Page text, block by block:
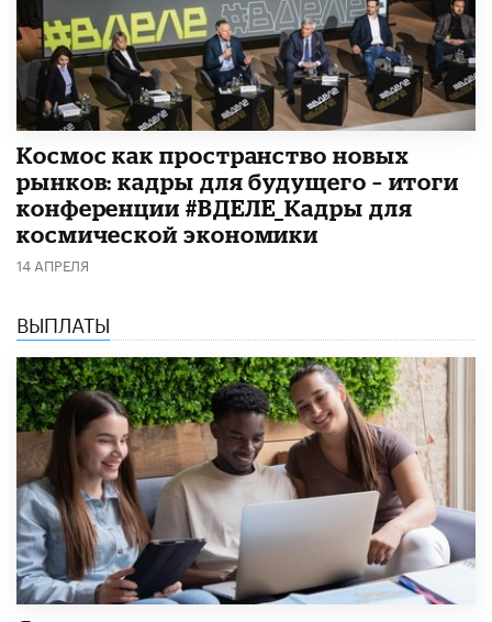
Космос как пространство новых
рынков: кадры для будущего – итоги
конференции #ВДЕЛЕ_Кадры для
космической экономики
14 АПРЕЛЯ
ВЫПЛАТЫ